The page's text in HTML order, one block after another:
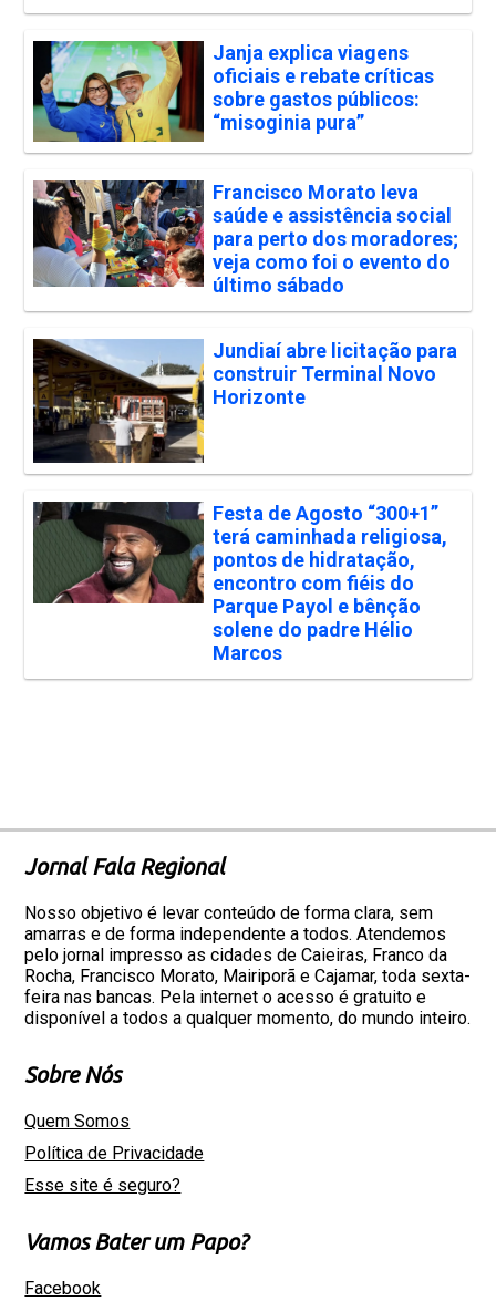
Janja explica viagens
oficiais e rebate críticas
sobre gastos públicos:
“misoginia pura”
Francisco Morato leva
saúde e assistência social
para perto dos moradores;
veja como foi o evento do
último sábado
Jundiaí abre licitação para
construir Terminal Novo
Horizonte
Festa de Agosto “300+1”
terá caminhada religiosa,
pontos de hidratação,
encontro com fiéis do
Parque Payol e bênção
solene do padre Hélio
Marcos
Jornal Fala Regional
Nosso objetivo é levar conteúdo de forma clara, sem
amarras e de forma independente a todos. Atendemos
pelo jornal impresso as cidades de Caieiras, Franco da
Rocha, Francisco Morato, Mairiporã e Cajamar, toda sexta-
feira nas bancas. Pela internet o acesso é gratuito e
disponível a todos a qualquer momento, do mundo inteiro.
Sobre Nós
Quem Somos
Política de Privacidade
Esse site é seguro?
Vamos Bater um Papo?
Facebook